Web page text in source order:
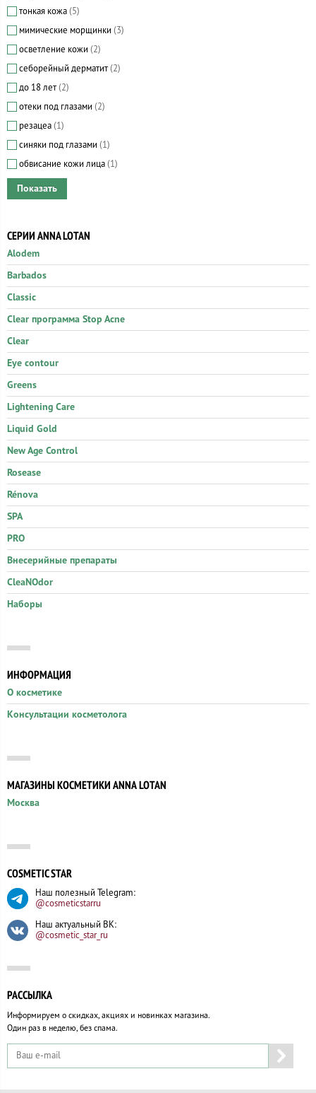
тонкая кожа (5)
мимические морщинки (3)
осветление кожи (2)
себорейный дерматит(2)
до 18 лет(2)
отеки под глазами (2)
резацеа (1)
синяки под глазами (1)
обвисание кожи лица (1)
СЕРИИ ANNA LOTAN
Alodem
Barbados
Classic
Clear программа Stop Acne
Clear
Eye contour
Greens
Lightening Care
Liquid Gold
New Age Control
Rosease
Rénova
SPA
PRO
Внесерийные препараты
CleaNOdor
Наборы
ИНФОРМАЦИЯ
О косметике
Консультации косметолога
МАГАЗИНЫ КОСМЕТИКИ ANNA LOTAN
Москва
COSMETIC STAR
Наш полезный Telegram:
@cosmeticstarru
Наш актуальный ВК:
@cosmetic_star_ru
РАССЫЛКА
Информируем о скидках, акциях и новинках магазина.
Один раз в неделю, без спама.